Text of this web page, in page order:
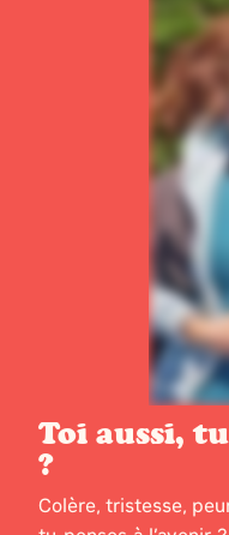
Toi aussi,
?
Colère, tristesse,